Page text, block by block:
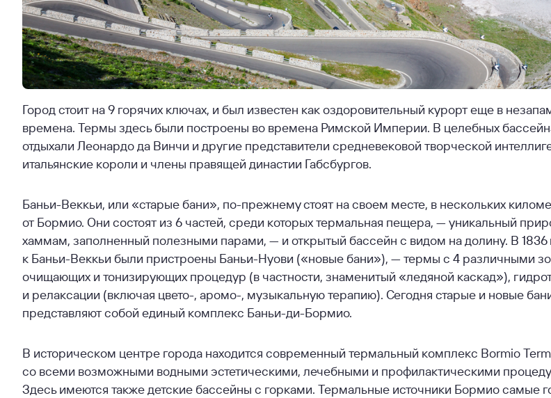
Город стоит на 9 горячих ключах, и был известен как оздоровительный курорт еще в
времена. Термы здесь были построены во времена Римской Империи. В целебных
отдыхали Леонардо да Винчи и другие представители средневековой творческой
итальянские короли и члены правящей династии Габсбургов.
Баньи-Веккьи, или «старые бани», по-прежнему стоят на своем месте, в нескольких
от Бормио. Они состоят из 6 частей, среди которых термальная пещера, — уникальный
хаммам, заполненный полезными парами, — и открытый бассейн с видом на долину. В 1836
к Баньи-Веккьи были пристроены Баньи-Нуови («новые бани»), — термы с 4 различными
очищающих и тонизирующих процедур (в частности, знаменитый «ледяной каскад»),
и релаксации (включая цвето-, аромо-, музыкальную терапию). Сегодня старые и новые
представляют собой единый комплекс Баньи-ди-Бормио.
В историческом центре города находится современный термальный комплекс Bormio
со всеми возможными водными эстетическими, лечебными и профилактическими
Здесь имеются также детские бассейны с горками. Термальные источники Бормио самые